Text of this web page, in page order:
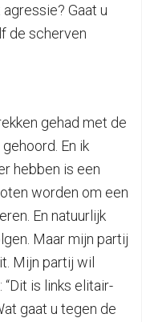
Gaat u
de scherven
gehad met de
En ik
hebben is een
worden om een
En natuurlijk
Maar mijn partij
Mijn partij wil
is links elitair-
gaat u tegen de